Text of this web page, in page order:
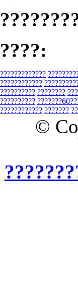
????:
?????????????
????????????
?????????? ????????
??????????
???????????? ???????
©